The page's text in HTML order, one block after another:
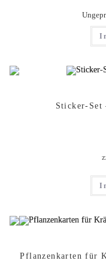
Sticker-Set
Pflanzenkarten für